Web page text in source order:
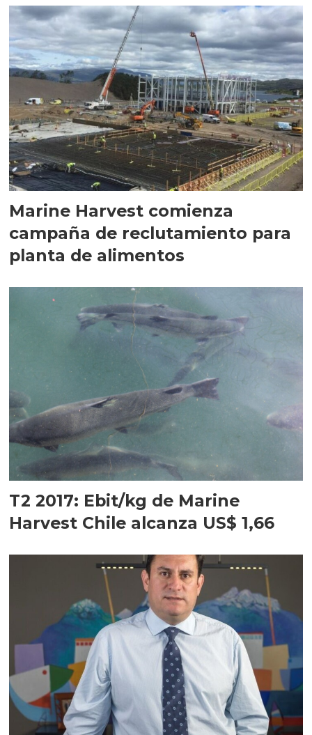
Marine Harvest comienza
campaña de reclutamiento para
planta de alimentos
T2 2017: Ebit/kg de Marine
Harvest Chile alcanza US$ 1,66